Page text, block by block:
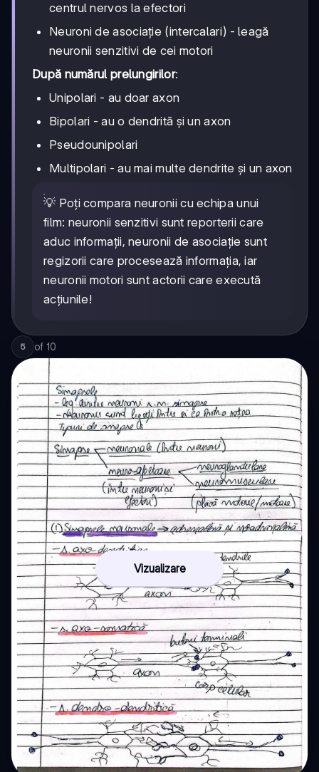
centrul nervos la efectori
Neuroni de asociație (intercalari) - leagă
neuronii senzitivi de cei motori
După numărul prelungirilor:
Unipolari - au doar axon
Bipolari - au o dendrită și un axon
Pseudounipolari
Multipolari - au mai multe dendrite și un axon
💡 Poți compara neuronii cu echipa unui
film: neuronii senzitivi sunt reporterii care
aduc informații, neuronii de asociație sunt
regizorii care procesează informația, iar
neuronii motori sunt actorii care execută
acțiunile!
5 of 10
Vizualizare